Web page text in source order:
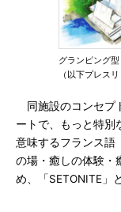
グランピング
（以下プレス
同施設のコンセプ
ートで、もっと特別
意味するフランス語
の場・癒しの体験・
め、「SETONITE」